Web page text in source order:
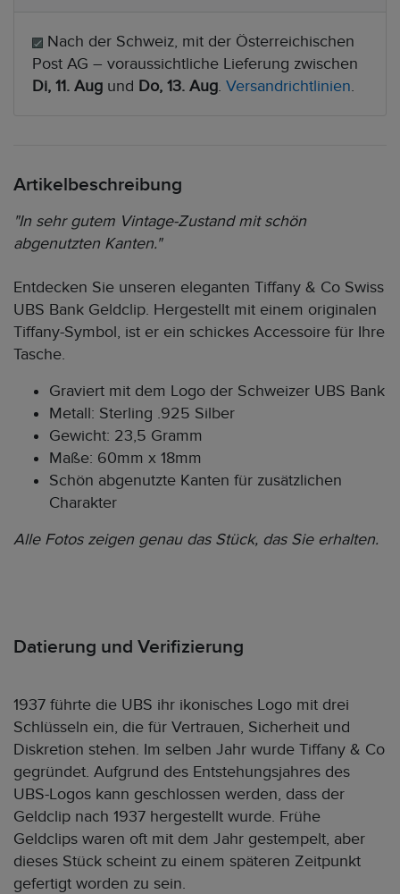
Nach der Schweiz, mit der Österreichischen
Post AG – voraussichtliche Lieferung zwischen
Di, 11. Aug und Do, 13. Aug. Versandrichtlinien.
Artikelbeschreibung
"In sehr gutem Vintage-Zustand mit schön
abgenutzten Kanten."
Entdecken Sie unseren eleganten Tiffany & Co Swiss
UBS Bank Geldclip. Hergestellt mit einem originalen
Tiffany-Symbol, ist er ein schickes Accessoire für Ihre
Tasche.
Graviert mit dem Logo der Schweizer UBS Bank
Metall: Sterling .925 Silber
Gewicht: 23,5 Gramm
Maße: 60mm x 18mm
Schön abgenutzte Kanten für zusätzlichen
Charakter
Alle Fotos zeigen genau das Stück, das Sie erhalten.
Datierung und Verifizierung
1937 führte die UBS ihr ikonisches Logo mit drei
Schlüsseln ein, die für Vertrauen, Sicherheit und
Diskretion stehen. Im selben Jahr wurde Tiffany & Co
gegründet. Aufgrund des Entstehungsjahres des
UBS-Logos kann geschlossen werden, dass der
Geldclip nach 1937 hergestellt wurde. Frühe
Geldclips waren oft mit dem Jahr gestempelt, aber
dieses Stück scheint zu einem späteren Zeitpunkt
gefertigt worden zu sein.